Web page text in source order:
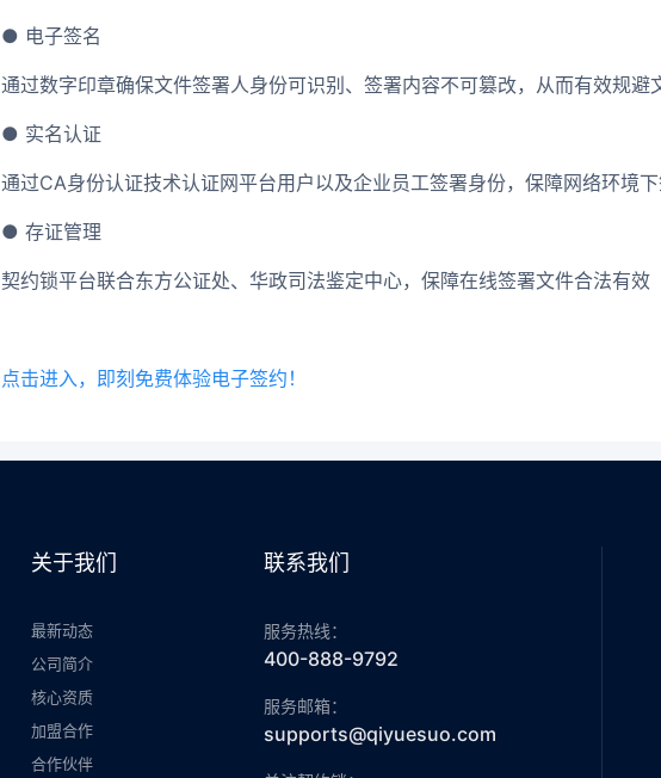
● 电子签名
通过数字印章确保文件签署人身份可识别、签署内容不可篡改，从而有效规避
● 实名认证
通过CA身份认证技术认证网平台用户以及企业员工签署身份，保障网络环境
● 存证管理
契约锁平台联合东方公证处、华政司法鉴定中心，保障在线签署文件合法有效
点击进入，即刻免费体验电子签约！
关于我们
最新动态
公司简介
核心资质
加盟合作
合作伙伴
联系我们
服务热线：
400-888-9792
服务邮箱：
supports@qiyuesuo.com